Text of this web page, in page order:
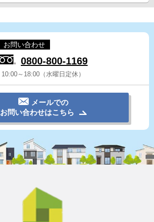
お問い合わせ
0800-800-1169
10:00～18:00（水曜日定休）
メールでの
お問い合わせはこちら